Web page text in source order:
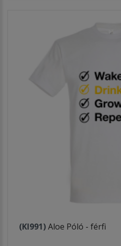
(KI991)Aloe Póló - férfi